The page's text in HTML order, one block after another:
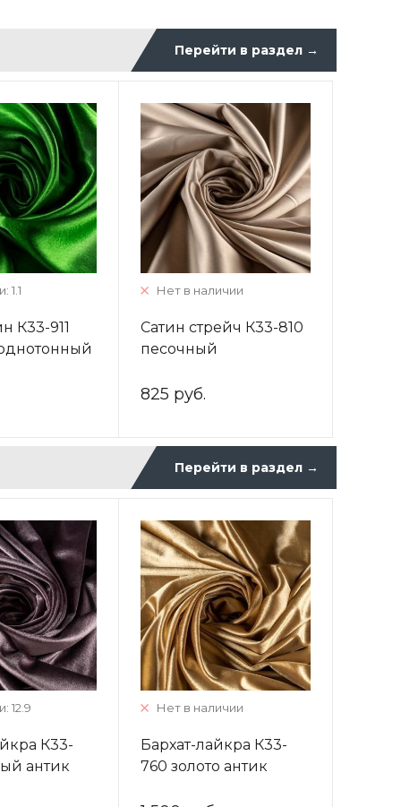
Перейти в раздел →
1.1
К33-911
Нет в наличии
Сатин стрейч К33-810
песочный
825 руб.
Перейти в раздел →
12.9
К33-
антик
Нет в наличии
Бархат-лайкра К33-
760 золото антик